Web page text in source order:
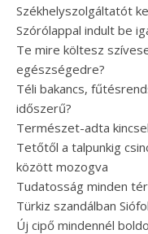
Székhelyszolgáltatót
Szórólappal indult be
Te mire költesz
egészségedre?
Téli bakancs,
időszerű?
Természet-adta
Tetőtől a talpunkig
között mozogva
Tudatosság minden
Türkiz szandálban
Új cipő mindennél